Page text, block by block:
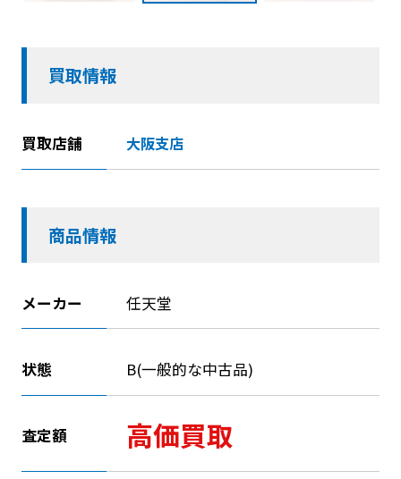
買取情報
買取店舗 大阪支店
商品情報
メーカー 任天堂
状態 B(一般的な中古品)
査定額 高価買取